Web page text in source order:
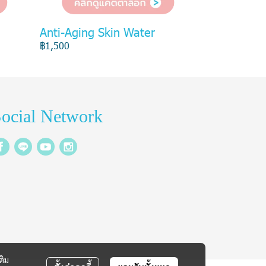
Anti-Aging Skin Water
฿1,500
ม
Network